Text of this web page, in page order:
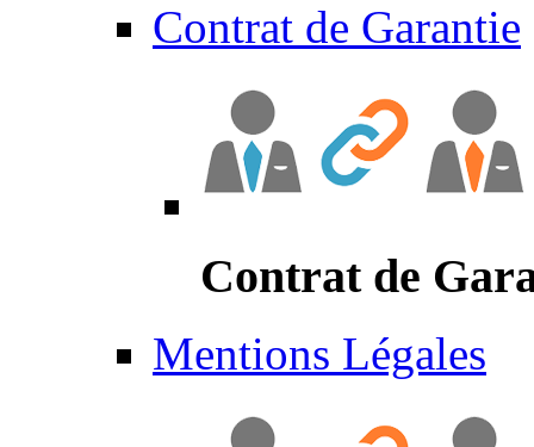
Contrat de Garantie
Contrat de
Mentions Légales